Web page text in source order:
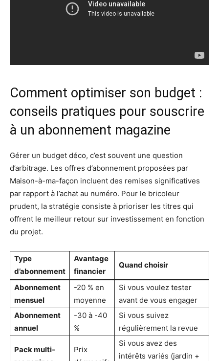
Comment optimiser son budget :
conseils pratiques pour souscrire
à un abonnement magazine
Gérer un budget déco, c’est souvent une question
d’arbitrage. Les offres d’abonnement proposées par
Maison-à-ma-façon incluent des remises significatives
par rapport à l’achat au numéro. Pour le bricoleur
prudent, la stratégie consiste à prioriser les titres qui
offrent le meilleur retour sur investissement en fonction
du projet.
Type
d’abonnement
Avantage
financier
Quand choisir
Abonnement
mensuel
-20 % en
moyenne
Si vous voulez tester
avant de vous engager
Abonnement
annuel
-30 à -40
%
Si vous suivez
régulièrement la revue
Pack multi-
Prix
Si vous avez des
intérêts variés (jardin +